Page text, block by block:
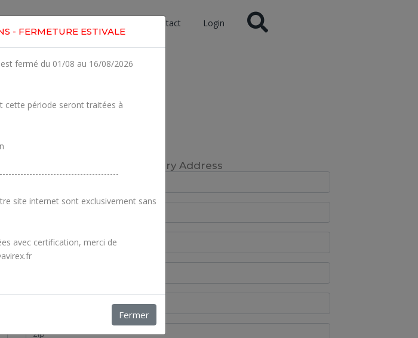
Contact Login
click here to login first
Delivery Address
- FERMETURE ESTIVALE
fermé du 01/08 au 16/08/2026
cette période seront traitées à
site internet sont exclusivement sans
avec certification, merci de
Fermer